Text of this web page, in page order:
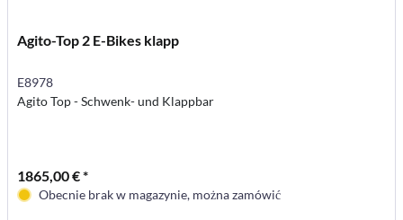
Agito-Top 2 E-Bikes klapp
E8978
Agito Top - Schwenk- und Klappbar
1865,00 € *
Obecnie brak w magazynie, można zamówić